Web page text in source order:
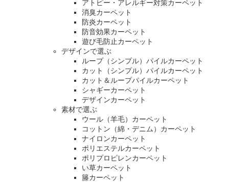
アトピー・アレルギー対策カーペット
消臭カーペット
防炎カーペット
防音効果カーペット
遊び毛防止カーペット
デザインで選ぶ
ループ（シンプル）パイルカーペット
カット（シンプル）パイルカーペット
カット＆ループパイルカーペット
シャギーカーペット
デザインカーペット
素材で選ぶ
ウール（羊毛）カーペット
コットン（綿・デニム）カーペット
ナイロンカーペット
ポリエステルカーペット
ポリプロピレンカーペット
い草カーペット
籐カーペット